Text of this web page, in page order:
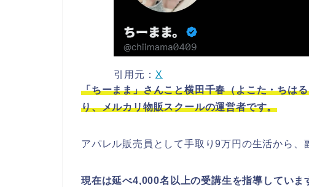
引用元： X
「ちーまま」さんこと横田千春（よこた・ちは
り、メルカリ物販スクールの運営者です。
アパレル販売員として手取り9万円の生活から、
現在は延べ4,000名以上の受講生を指導していま